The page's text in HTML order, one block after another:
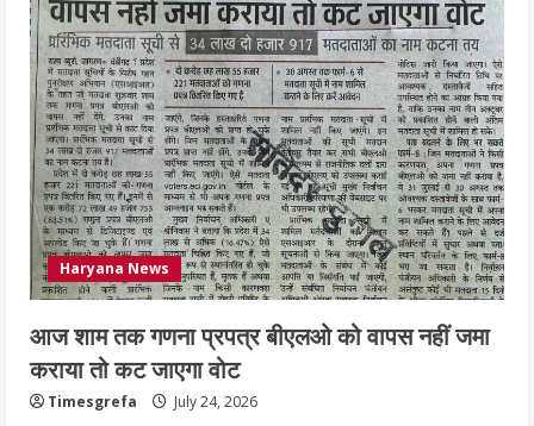
5 July 24, 2026
Haryana News
आज शाम तक गणना प्रपत्र बीएलओ को वापस नहीं जमा
कराया तो कट जाएगा वोट
Timesgrefa July 24, 2026